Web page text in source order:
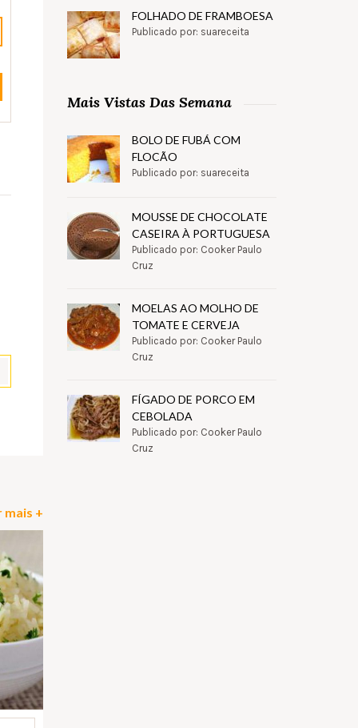
mais +
FOLHADO DE FRAMBOESA
Publicado por: suareceita
Mais Vistas Das Semana
BOLO DE FUBÁ COM
FLOCÃO
Publicado por: suareceita
MOUSSE DE CHOCOLATE
CASEIRA À PORTUGUESA
Publicado por: Cooker Paulo
Cruz
MOELAS AO MOLHO DE
TOMATE E CERVEJA
Publicado por: Cooker Paulo
Cruz
FÍGADO DE PORCO EM
CEBOLADA
Publicado por: Cooker Paulo
Cruz